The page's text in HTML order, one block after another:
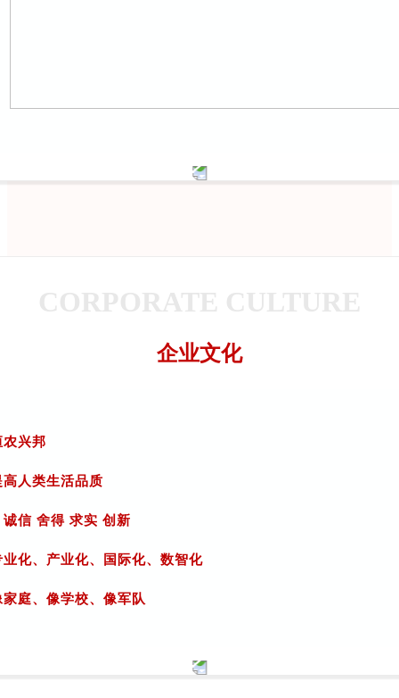
企业文化
农兴邦
高人类生活品质
诚信 舍得 求实 创新
业化、产业化、国际化、数智化
家庭、像学校、像军队